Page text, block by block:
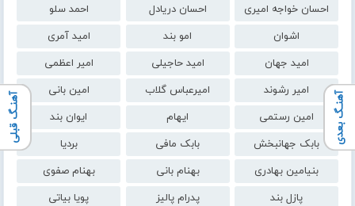
احسان خواجه امیری
احسان دریادل
احمد سلو
اشوان
امو بند
امید آمری
امید جهان
امید حاجیلی
امیر اعظمی
امیر رشوند
امیرعباس گلاب
امین بانی
امین رستمی
ایهام
ایوان بند
بابک جهانبخش
بابک مافی
بردیا
بنیامین بهادری
بهنام بانی
بهنام صفوی
پازل بند
پدرام پالیز
پویا بیاتی
آهنـگ بعدی آهنـگ قبلی